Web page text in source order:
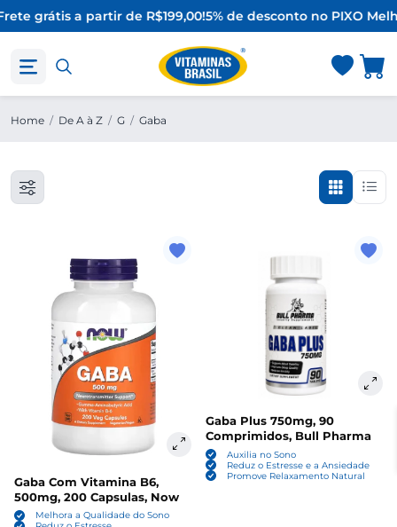
grátis a partir de R$199,00!5% de desconto no PIXO
Home / De A à Z / G / Gaba
Gaba Com Vitamina B6,
500mg, 200 Capsulas, Now
Melhora a Qualidade do Sono
Gaba Plus 750mg, 90
Comprimidos, Bull Pharma
Auxilia no Sono
Reduz o Estresse e a Ansiedade
Promove Relaxamento Natural